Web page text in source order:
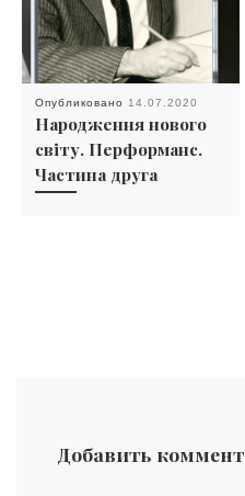
Опубликовано 14.07.2020
Народження нового
світу. Перформанс.
Частина друга
Добавить